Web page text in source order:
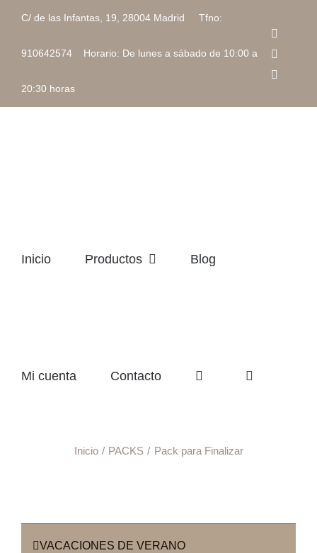
contenido
C/ de las Infantas, 19, 28004 Madrid Tfno:
910642574 Horario: De lunes a sábado de 10:00 a
20:30 horas
Inicio Productos Blog
Mi cuenta Contacto
Inicio PACKS Pack para Finalizar
VACACIONES DE VERANO